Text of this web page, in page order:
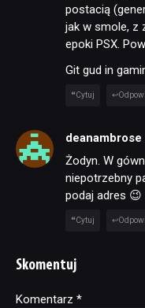
postacią
jak w smole, z
epoki PSX.
Git gud in
Cytuj
deanambrose
Żodyn. W
niepotrzebny
podaj adres 😉
Cytuj
Skomentuj
Komentarz *
Alternative: